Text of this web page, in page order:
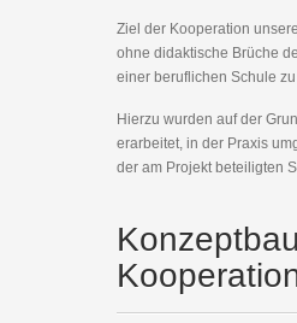
Ziel der Kooperation
ohne didaktische Brüche
einer beruflichen Schule
Hierzu wurden auf der
erarbeitet, in der Praxis
der am Projekt beteiligten